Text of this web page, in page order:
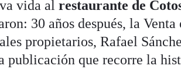
vida al restaurante de
30 años después, la
propietarios, Rafael
publicación que recorre la